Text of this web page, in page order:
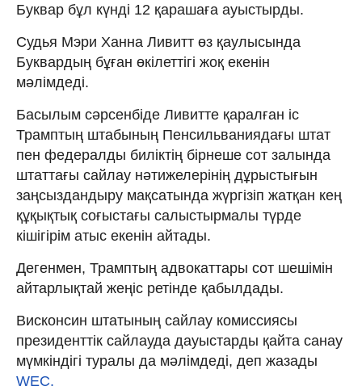
Буквар бұл күнді 12 қарашаға ауыстырды.
Судья Мэри Ханна Ливитт өз қаулысында
Буквардың бұған өкілеттігі жоқ екенін
мәлімдеді.
Басылым сәрсенбіде Ливитте қаралған іс
Трамптың штабының Пенсильваниядағы штат
пен федералды биліктің бірнеше сот залында
штаттағы сайлау нәтижелерінің дұрыстығын
заңсыздандыру мақсатында жүргізіп жатқан кең
құқықтық соғыстағы салыстырмалы түрде
кішігірім атыс екенін айтады.
Дегенмен, Трамптың адвокаттары сот шешімін
айтарлықтай жеңіс ретінде қабылдады.
Висконсин штатының сайлау комиссиясы
президенттік сайлауда дауыстарды қайта санау
мүмкіндігі туралы да мәлімдеді, деп жазады
WEC.